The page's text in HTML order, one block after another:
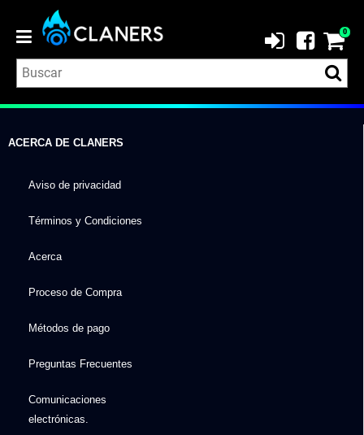
0
ACERCA DE CLANERS
Aviso de privacidad
Términos y Condiciones
Acerca
Proceso de Compra
Métodos de pago
Preguntas Frecuentes
Comunicaciones
electrónicas.